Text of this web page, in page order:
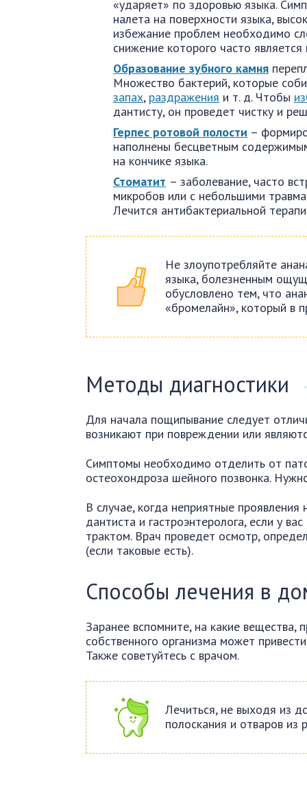
«ударяет» по здоровью языка.
налета на поверхности языка,
избежание проблем необходимо
снижение которого часто
Образование зубного камня
Множество бактерий, которые
запах, раздражения и т. д. Чтобы
дантисту, он проведет чистку и
Герпес ротовой полости –
наполнены бесцветным
на кончике языка.
Стоматит – заболевание, часто
микробов или с небольшими
Лечится антибактериальной
Не злоупотребляйте
языка, болезненным
обусловлено тем, что
«бромелайн», который в
Методы диагностики
Для начала пощипывание следует
возникают при повреждении или
Симптомы необходимо отделить от
остеохондроза шейного позвонка.
В случае, когда неприятные
дантиста и гастроэнтеролога, если у
трактом. Врач проведет осмотр,
(если таковые есть).
Способы лечения в
Заранее вспомните, на какие вещества,
собственного организма может
Также советуйтесь с врачом.
Лечиться, не выходя из
полоскания и отваров из